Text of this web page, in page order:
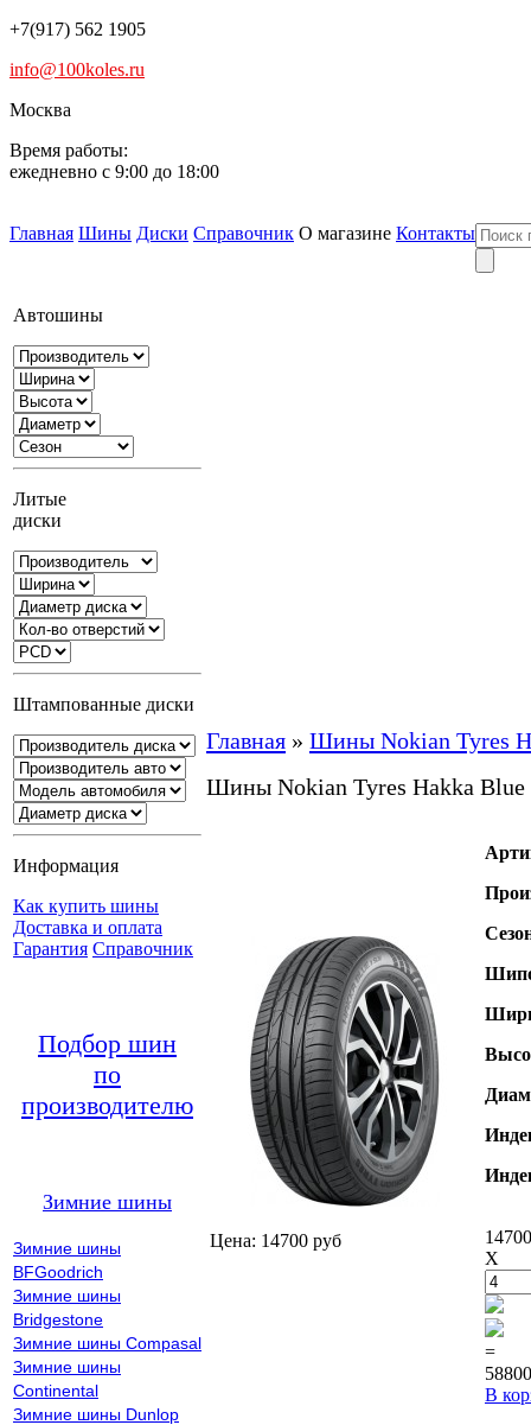
+7(917) 562 1905
info@100koles.ru
Москва
Время работы:
ежедневно с 9:00 до 18:00
Главная Шины Диски Справочник О магазине Контакты
Автошины
Литые
диски
Штампованные диски
Информация
Как купить шины
Доставка и оплата
Гарантия Справочник
Подбор шин
по
производителю
Зимние шины
Зимние шины
BFGoodrich
Зимние шины
Bridgestone
Зимние шины Compasal
Зимние шины
Continental
Зимние шины Dunlop
Главная » Шины Nokian Tyres
Шины Nokian Tyres Hakka Blue
Цена: 14700 руб
X
=
В